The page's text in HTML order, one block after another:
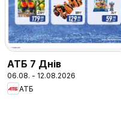
АТБ 7 Днів
06.08. - 12.08.2026
АТБ